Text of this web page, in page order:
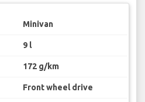
Minivan
9 l
172 g/km
Front wheel drive